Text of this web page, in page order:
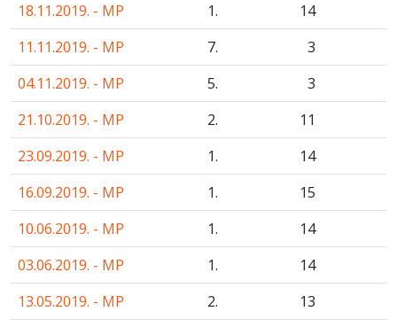
18.11.2019. - MP
1.
14
11.11.2019. - MP
7.
3
04.11.2019. - MP
5.
3
21.10.2019. - MP
2.
11
23.09.2019. - MP
1.
14
16.09.2019. - MP
1.
15
10.06.2019. - MP
1.
14
03.06.2019. - MP
1.
14
13.05.2019. - MP
2.
13